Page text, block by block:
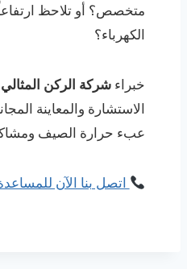
متخصص؟ أو تلاحظ
الكهرباء؟
خبراء شركة الركن المثالي
الاستشارة والمعاينة
عبء حرارة الصيف
اتصل بنا الآن للمساعدة: